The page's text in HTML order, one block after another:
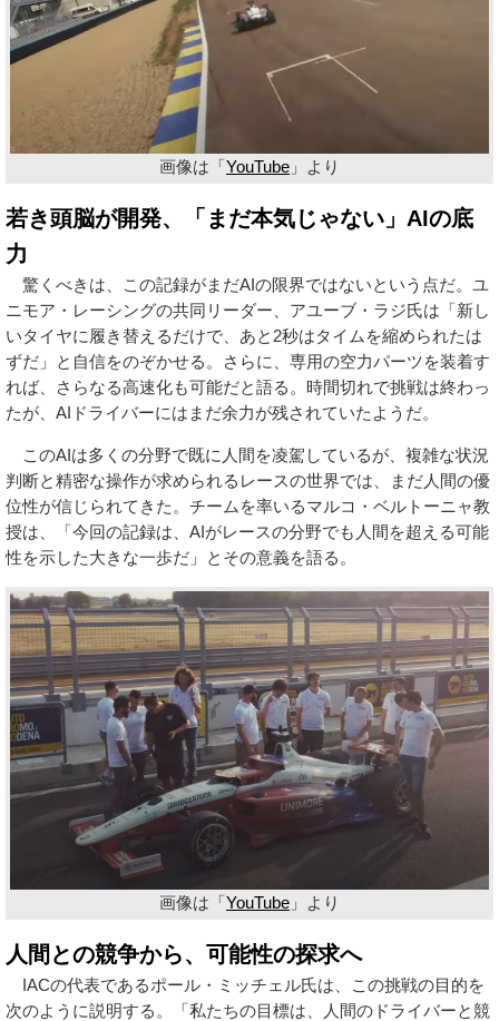
画像は「 YouTube 」より
若き頭脳が開発、「まだ本気じゃない」AIの底
力
驚くべきは、この記録がまだAIの限界ではないという点だ。ユ
ニモア・レーシングの共同リーダー、アユーブ・ラジ氏は「新し
いタイヤに履き替えるだけで、あと2秒はタイムを縮められたは
ずだ」と自信をのぞかせる。さらに、専用の空力パーツを装着す
れば、さらなる高速化も可能だと語る。時間切れで挑戦は終わっ
たが、AIドライバーにはまだ余力が残されていたようだ。
このAIは多くの分野で既に人間を凌駕しているが、複雑な状況
判断と精密な操作が求められるレースの世界では、まだ人間の優
位性が信じられてきた。チームを率いるマルコ・ベルトーニャ教
授は、「今回の記録は、AIがレースの分野でも人間を超える可能
性を示した大きな一歩だ」とその意義を語る。
画像は「YouTube 」より
人間との競争から、可能性の探求へ
IACの代表であるポール・ミッチェル氏は、この挑戦の目的を
次のように説明する。「私たちの目標は、人間のドライバーと競